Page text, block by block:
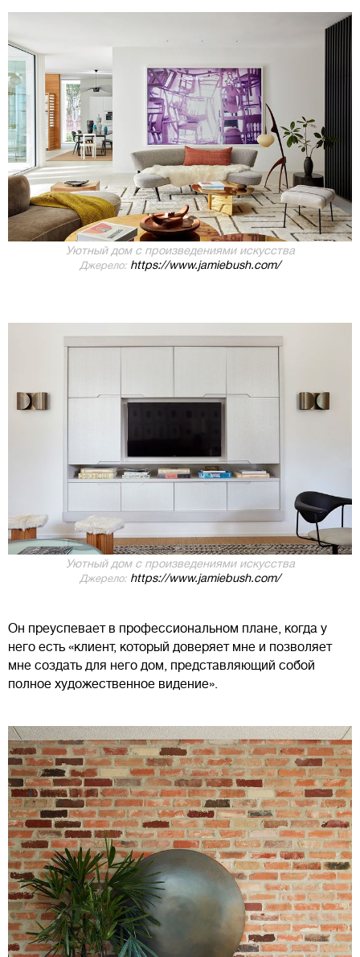
Уютный дом с произведениями искусства
Джерело: https://www.jamiebush.com/
Уютный дом с произведениями искусства
Джерело: https://www.jamiebush.com/
Он преуспевает в профессиональном плане, когда у
него есть «клиент, который доверяет мне и позволяет
мне создать для него дом, представляющий собой
полное художественное видение».